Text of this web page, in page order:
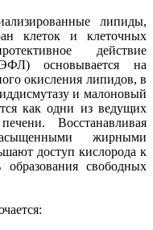
липиды,
клеток и клеточных
действие
основывается на
окисления липидов, в
и малоновый
как одни из ведущих
Восстанавливая
жирными
доступ кислорода к
свободных